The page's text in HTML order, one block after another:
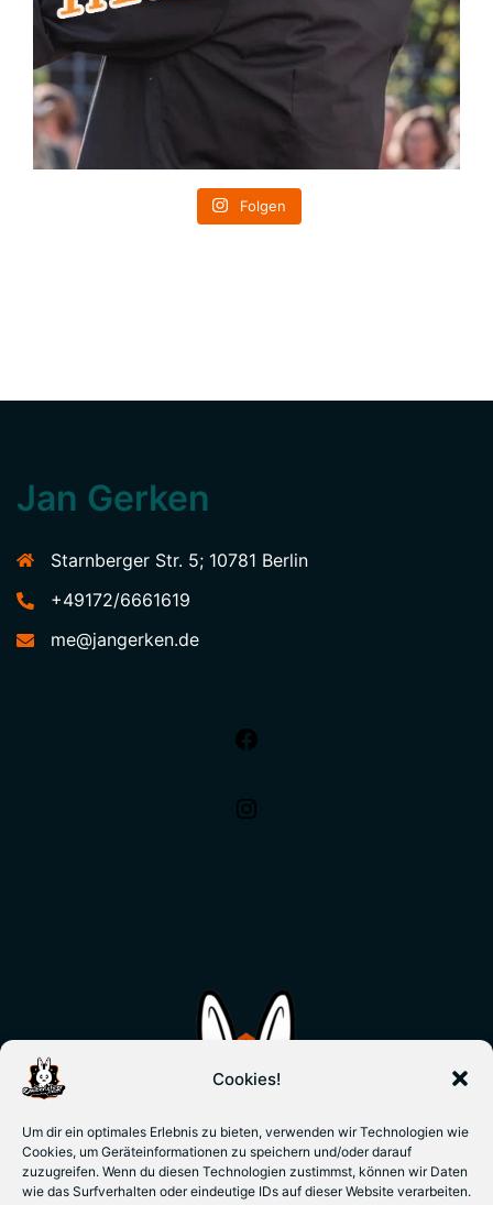
Cookies!
Um dir ein optimales Erlebnis zu bieten, verwenden wir Technologien wie
Cookies, um Geräteinformationen zu speichern und/oder darauf
zuzugreifen. Wenn du diesen Technologien zustimmst, können wir Daten
wie das Surfverhalten oder eindeutige IDs auf dieser Website verarbeiten.
Folgen
Jan Gerken
Starnberger Str. 5; 10781 Berlin
+49172/6661619
me@jangerken.de